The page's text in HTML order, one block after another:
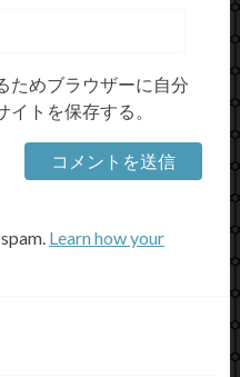
ためブラウザーに自分
トを保存する。
Learn how your